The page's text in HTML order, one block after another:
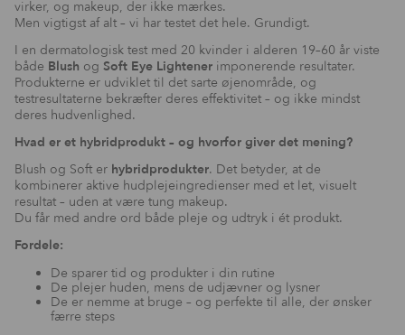
virker, og makeup, der ikke mærkes.
Men vigtigst af alt – vi har testet det hele. Grundigt.
I en dermatologisk test med 20 kvinder i alderen 19–60 år viste
både Blush og Soft Eye Lightener imponerende resultater.
Produkterne er udviklet til det sarte øjenområde, og
testresultaterne bekræfter deres effektivitet – og ikke mindst
deres hudvenlighed.
Hvad er et hybridprodukt – og hvorfor giver det mening?
Blush og Soft er hybridprodukter. Det betyder, at de
kombinerer aktive hudplejeingredienser med et let, visuelt
resultat – uden at være tung makeup.
Du får med andre ord både pleje og udtryk i ét produkt.
Fordele:
De sparer tid og produkter i din rutine
De plejer huden, mens de udjævner og lysner
De er nemme at bruge – og perfekte til alle, der ønsker
færre steps